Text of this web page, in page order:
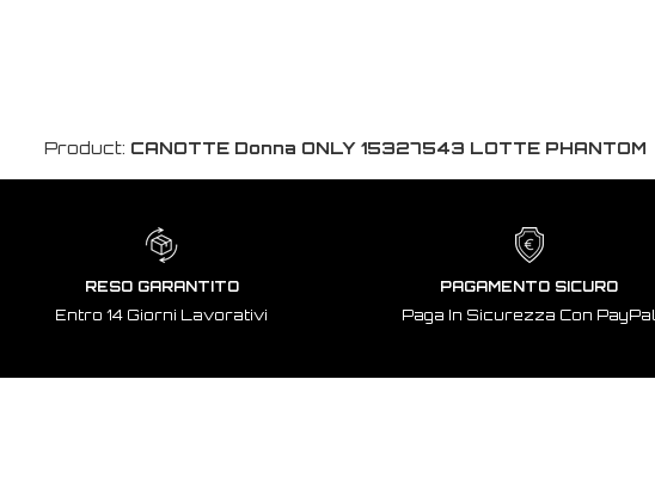
Product: CANOTTE Donna ONLY 15327543 LOTTE PHANTOM
RESO GARANTITO
Entro 14 Giorni Lavorativi
PAGAMENTO SICURO
Paga In Sicurezza Con PayPal